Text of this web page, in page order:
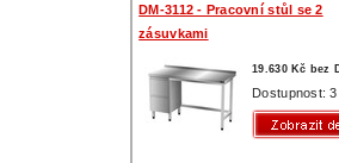
DM-3112 - Pracovní stůl se 2
zásuvkami
19.630 Kč bez
Dostupnost: